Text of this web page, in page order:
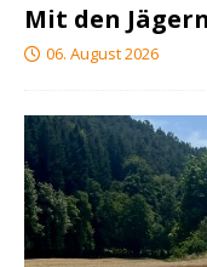
Mit den
06. August 2026